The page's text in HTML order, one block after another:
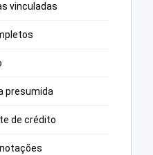
vinculadas
presumida
de crédito